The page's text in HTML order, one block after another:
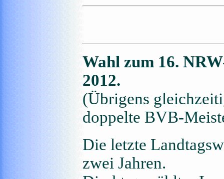
Wahl zum 16.
2012.
(Übrigens
doppelte BVB-
Die letzte
zwei Jahren.